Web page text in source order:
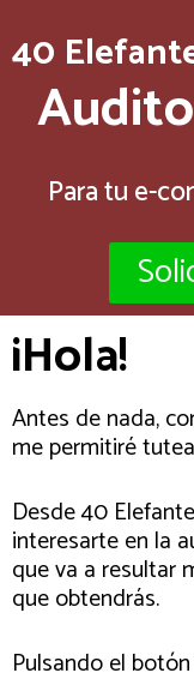
40
Para tu e-
¡Hola!
Antes de nada,
me permitiré
Desde 40
interesarte en la
que va a resultar
que obtendrás.
Pulsando el